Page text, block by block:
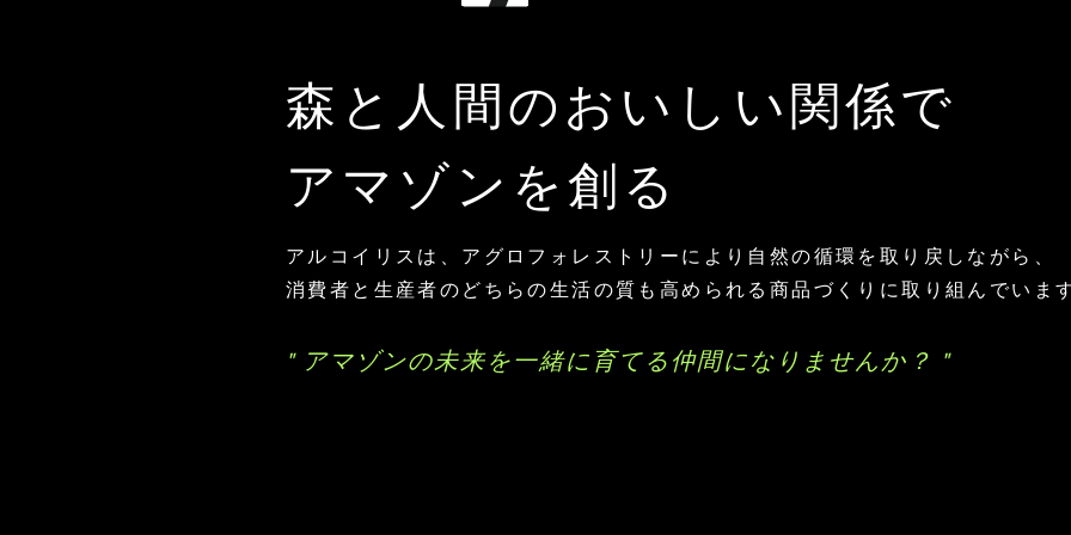
森と人間のおいしい関係で
​アマゾンを創る
アルコイリスは、アグロフォレストリーにより自然の循環を取り戻しながら、
消費者と生産者のどちらの生活の質も高められる商品づくりに取り組んでいま
" アマゾンの未来を一緒に育てる仲間になりませんか？ "